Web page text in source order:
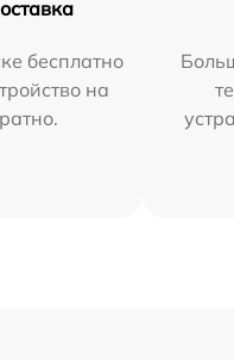
бесплатно
на